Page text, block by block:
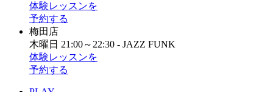
体験レッスンを
予約する
梅田店
木曜日 21:00～22:30 - JAZZ FUNK
体験レッスンを
予約する